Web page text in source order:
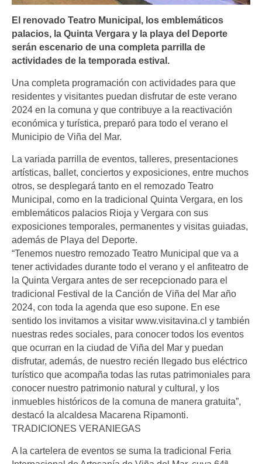
El renovado Teatro Municipal, los emblemáticos
palacios, la Quinta Vergara y la playa del Deporte
serán escenario de una completa parrilla de
actividades de la temporada estival.
Una completa programación con actividades para que
residentes y visitantes puedan disfrutar de este verano
2024 en la comuna y que contribuye a la reactivación
económica y turística, preparó para todo el verano el
Municipio de Viña del Mar.
La variada parrilla de eventos, talleres, presentaciones
artísticas, ballet, conciertos y exposiciones, entre muchos
otros, se desplegará tanto en el remozado Teatro
Municipal, como en la tradicional Quinta Vergara, en los
emblemáticos palacios Rioja y Vergara con sus
exposiciones temporales, permanentes y visitas guiadas,
además de Playa del Deporte.
“Tenemos nuestro remozado Teatro Municipal que va a
tener actividades durante todo el verano y el anfiteatro de
la Quinta Vergara antes de ser recepcionado para el
tradicional Festival de la Canción de Viña del Mar año
2024, con toda la agenda que eso supone. En ese
sentido los invitamos a visitar www.visitavina.cl y también
nuestras redes sociales, para conocer todos los eventos
que ocurran en la ciudad de Viña del Mar y puedan
disfrutar, además, de nuestro recién llegado bus eléctrico
turístico que acompaña todas las rutas patrimoniales para
conocer nuestro patrimonio natural y cultural, y los
inmuebles históricos de la comuna de manera gratuita”,
destacó la alcaldesa Macarena Ripamonti.
TRADICIONES VERANIEGAS
A la cartelera de eventos se suma la tradicional Feria